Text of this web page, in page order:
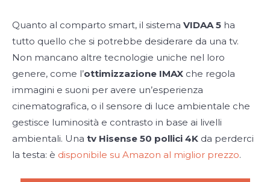
Quanto al comparto smart, il sistema VIDAA 5 ha
tutto quello che si potrebbe desiderare da una tv.
Non mancano altre tecnologie uniche nel loro
genere, come l’ottimizzazione IMAX che regola
immagini e suoni per avere un’esperienza
cinematografica, o il sensore di luce ambientale che
gestisce luminosità e contrasto in base ai livelli
ambientali. Una tv Hisense 50 pollici 4K da perderci
la testa: è disponibile su Amazon al miglior prezzo.